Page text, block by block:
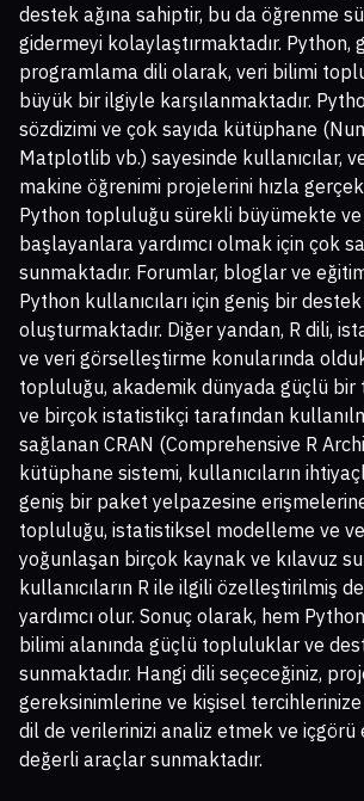
destek ağına sahiptir, bu da öğrenme
gidermeyi kolaylaştırmaktadır. Python,
programlama dili olarak, veri bilimi
büyük bir ilgiyle karşılanmaktadır.
sözdizimi ve çok sayıda kütüphane
Matplotlib vb.) sayesinde kullanıcılar,
makine öğrenimi projelerini hızla
Python topluluğu sürekli büyümekte ve
başlayanlara yardımcı olmak için çok
sunmaktadır. Forumlar, bloglar ve
Python kullanıcıları için geniş bir destek
oluşturmaktadır. Diğer yandan, R dili,
ve veri görselleştirme konularında
topluluğu, akademik dünyada güçlü
ve birçok istatistikçi tarafından
sağlanan CRAN (Comprehensive R
kütüphane sistemi, kullanıcıların
geniş bir paket yelpazesine
topluluğu, istatistiksel modelleme ve
yoğunlaşan birçok kaynak ve kılavuz
kullanıcıların R ile ilgili özelleştirilmiş
yardımcı olur. Sonuç olarak, hem
bilimi alanında güçlü topluluklar ve
sunmaktadır. Hangi dili seçeceğiniz,
gereksinimlerine ve kişisel tercihlerinize
dil de verilerinizi analiz etmek ve içgörü
değerli araçlar sunmaktadır.